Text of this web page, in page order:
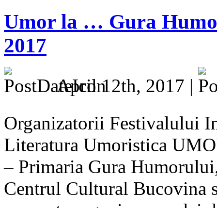
Umor la … Gura
2017
April 12th, 2017 |
Organizatorii Festivalului
Literatura Umoristica
– Primaria Gura
Centrul Cultural Bucovina